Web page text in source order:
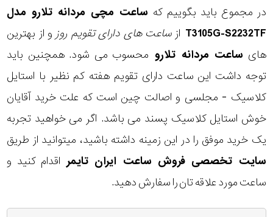
در مجموع باید بگوییم که ساعت مچی مردانه تلارو مدل
T3105G-S2232TF از ساعت های دارای تقویم روز و از بهترین
های ساعت مردانه تلارو محسوب می شود. همچنین باید
توجه داشت این ساعت دارای تقویم هفته کم نظیر با استایل
کلاسیک - مجلسی و اصالت چین است که علت خرید آقایان
خوش استایل کلاسیک پسند می باشد. اگر می خواهید تجربه
یک خرید موفق را در این زمینه داشته باشید، میتوانید از طریق
سایت تخصصی فروش ساعت ایران تایمر اقدام کنید و
ساعت مورد علاقه تان را سفارش دهید.